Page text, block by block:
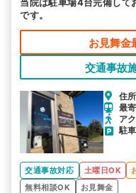
です。
お見舞金
交通事故
住
最
ア
駐
交通事故対応 土曜日OK
無料相談OK
お見舞金